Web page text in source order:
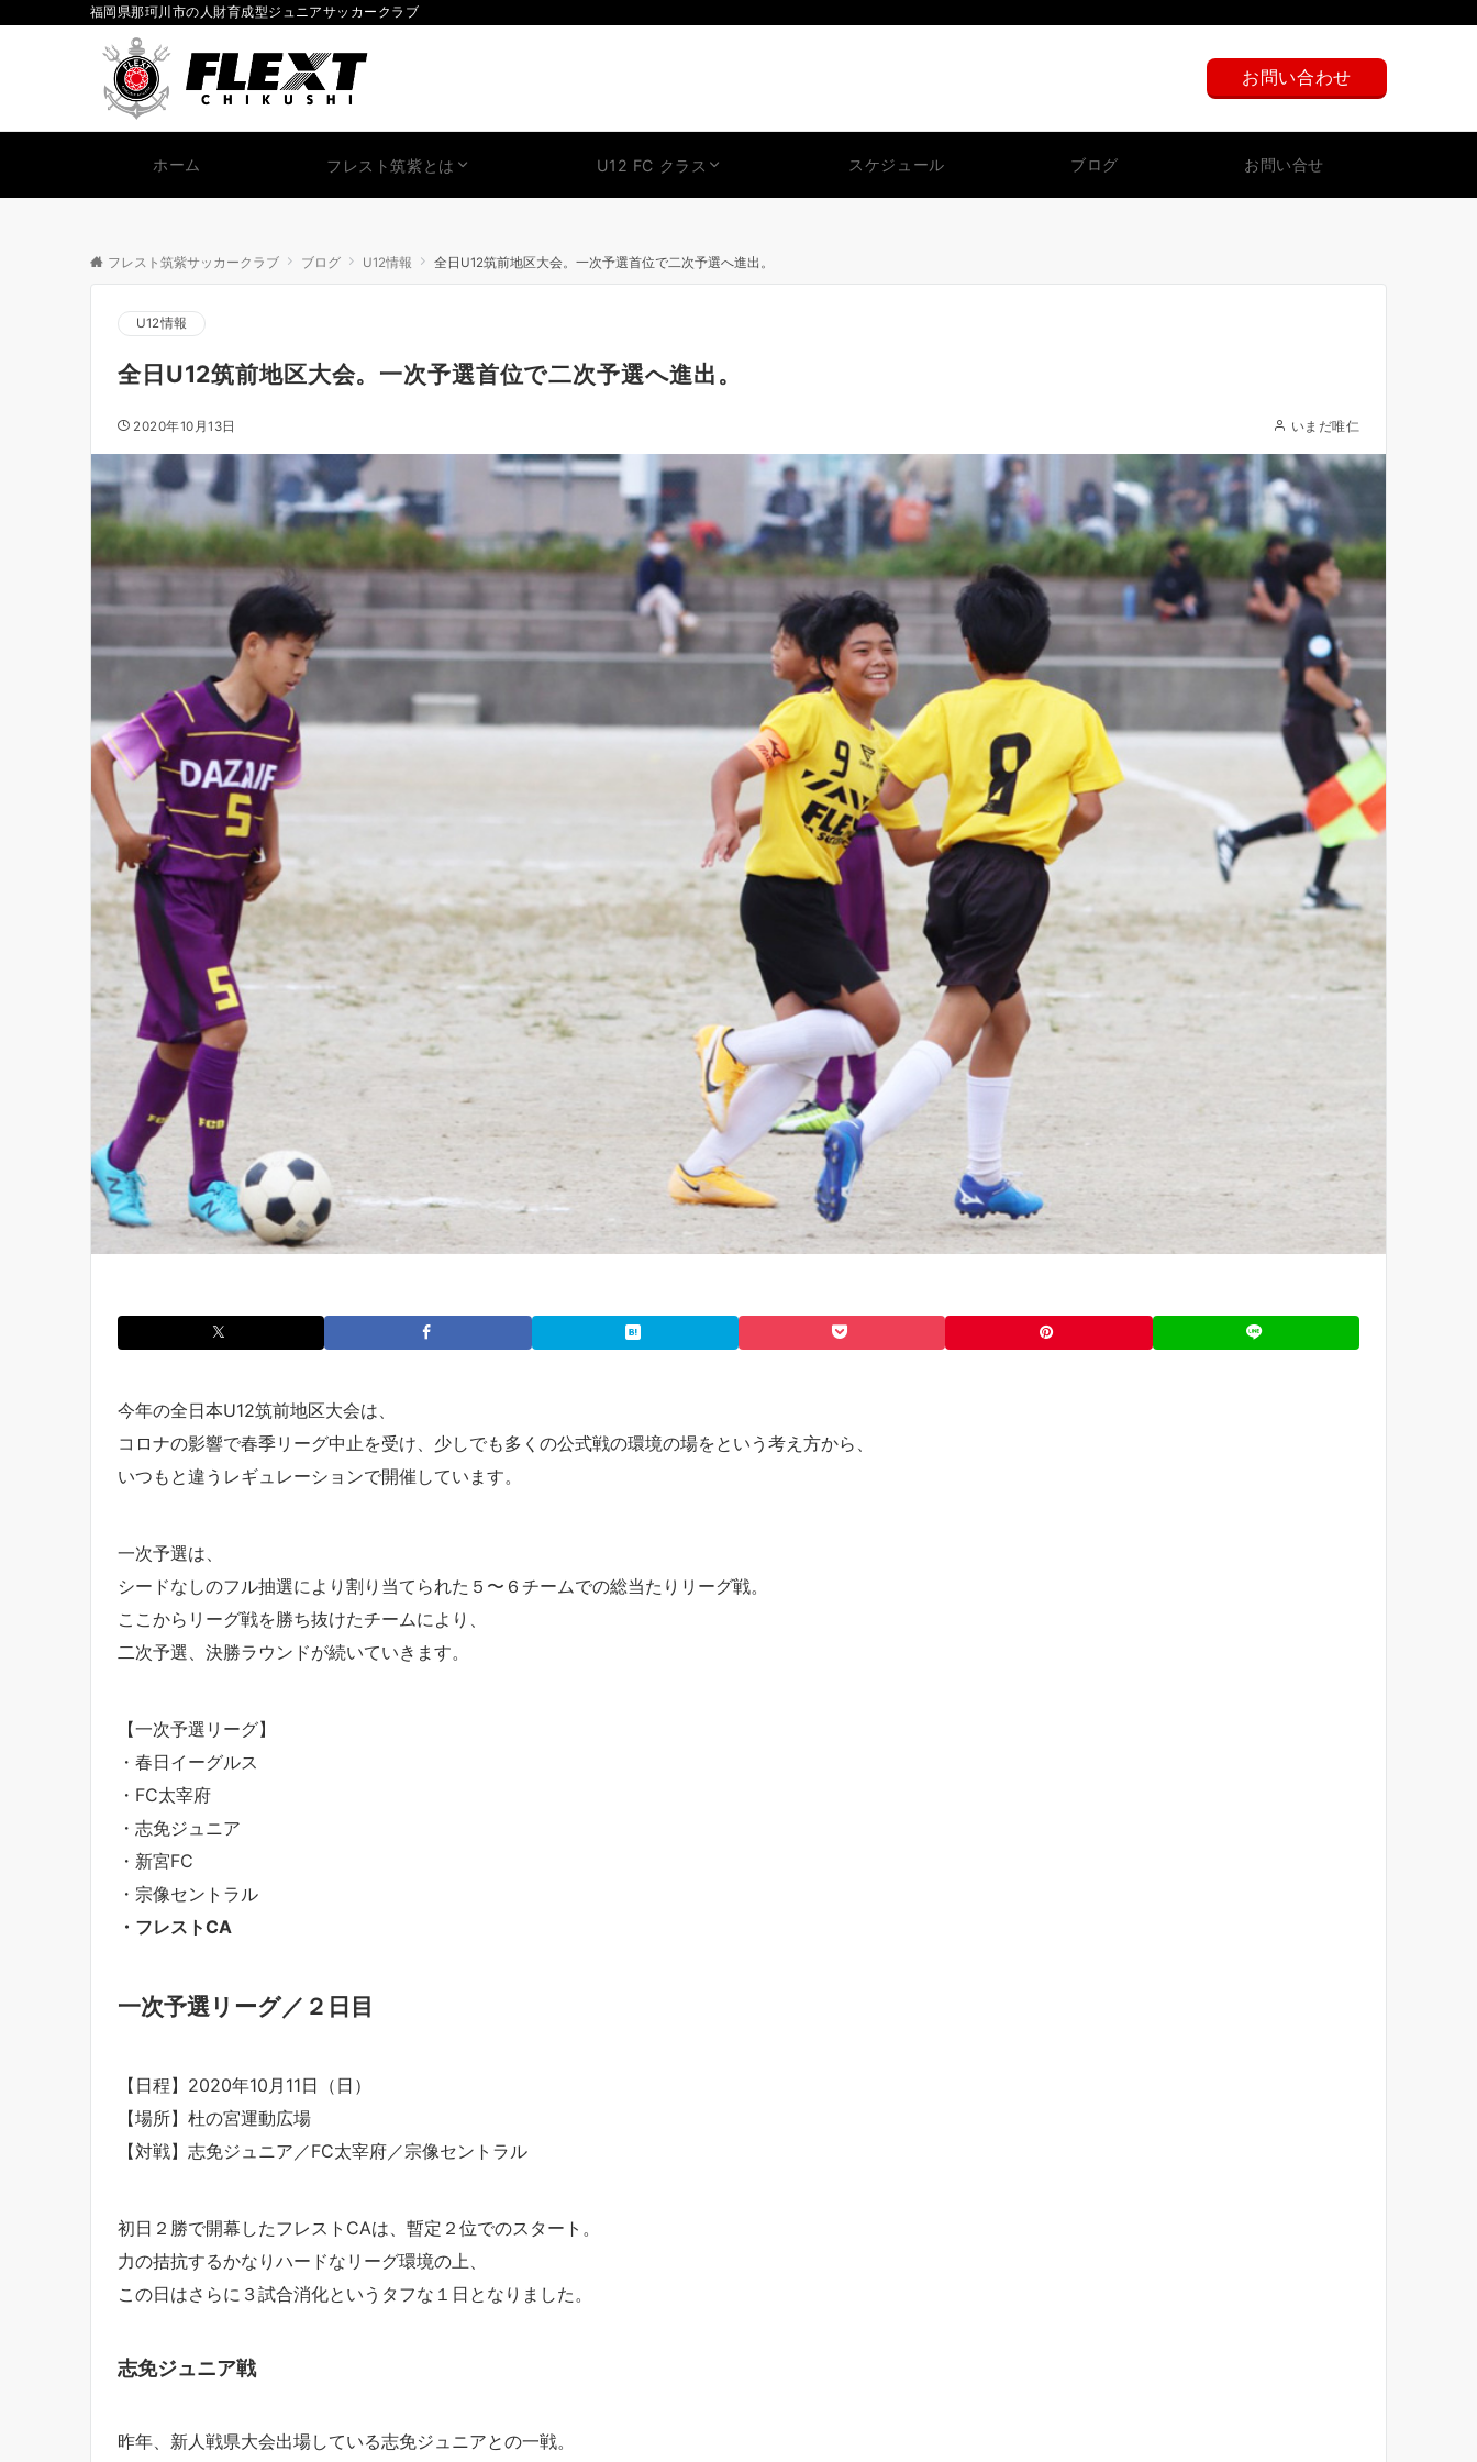
福岡県那珂川市の人財育成型ジュニアサッカークラブ
080-5281-3833
24時間以内に折り返します。
お問い合わせ
ホーム フレスト筑紫とは U12 FC クラス スケジュール ブログ お問い合せ
フレスト筑紫サッカークラブ ブログ U12情報 全日U12筑前地区大会。一次予選首位で二次予選へ進出。
U12情報
全日U12筑前地区大会。一次予選首位で二次予選へ進出。
2020年10月13日 いまだ唯仁
今年の全日本U12筑前地区大会は、
コロナの影響で春季リーグ中止を受け、少しでも多くの公式戦の環境の場をという考え方から、
いつもと違うレギュレーションで開催しています。
一次予選は、
シードなしのフル抽選により割り当てられた５〜６チームでの総当たりリーグ戦。
ここからリーグ戦を勝ち抜けたチームにより、
二次予選、決勝ラウンドが続いていきます。
【一次予選リーグ】
・春日イーグルス
・FC太宰府
・志免ジュニア
・新宮FC
・宗像セントラル
・フレストCA
一次予選リーグ／２日目
【日程】2020年10月11日（日）
【場所】杜の宮運動広場
【対戦】志免ジュニア／FC太宰府／宗像セントラル
初日２勝で開幕したフレストCAは、暫定２位でのスタート。
力の拮抗するかなりハードなリーグ環境の上、
この日はさらに３試合消化というタフな１日となりました。
志免ジュニア戦
昨年、新人戦県大会出場している志免ジュニアとの一戦。